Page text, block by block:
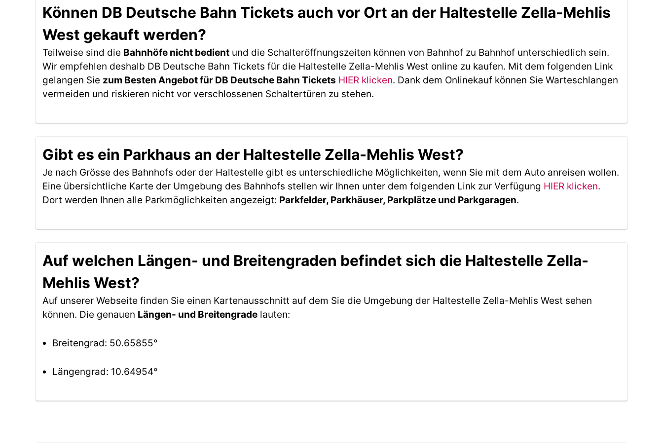
Können DB Deutsche Bahn Tickets auch vor Ort an der Haltestelle Zella-Mehlis
West gekauft werden?
Teilweise sind die Bahnhöfe nicht bedient und die Schalteröffnungszeiten können von Bahnhof zu Bahnhof unterschiedlich sein.
Wir empfehlen deshalb DB Deutsche Bahn Tickets für die Haltestelle Zella-Mehlis West online zu kaufen. Mit dem folgenden Link
gelangen Sie zum Besten Angebot für DB Deutsche Bahn Tickets HIER klicken. Dank dem Onlinekauf können Sie Warteschlangen
vermeiden und riskieren nicht vor verschlossenen Schaltertüren zu stehen.
Gibt es ein Parkhaus an der Haltestelle Zella-Mehlis West?
Je nach Grösse des Bahnhofs oder der Haltestelle gibt es unterschiedliche Möglichkeiten, wenn Sie mit dem Auto anreisen wollen.
Eine übersichtliche Karte der Umgebung des Bahnhofs stellen wir Ihnen unter dem folgenden Link zur Verfügung HIER klicken.
Dort werden Ihnen alle Parkmöglichkeiten angezeigt: Parkfelder, Parkhäuser, Parkplätze und Parkgaragen.
Auf welchen Längen- und Breitengraden befindet sich die Haltestelle Zella-
Mehlis West?
Auf unserer Webseite finden Sie einen Kartenausschnitt auf dem Sie die Umgebung der Haltestelle Zella-Mehlis West sehen
können. Die genauen Längen- und Breitengrade lauten:
Breitengrad: 50.65855°
Längengrad: 10.64954°